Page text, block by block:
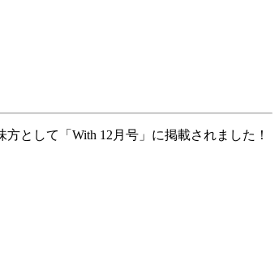
として「With 12月号」に掲載されました！